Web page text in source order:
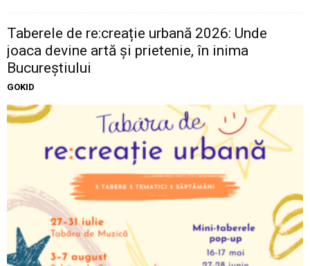
Taberele de re:creație urbană 2026: Unde
joaca devine artă și prietenie, în inima
Bucureștiului
GOKID